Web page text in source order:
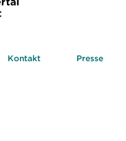
Kontakt Presse